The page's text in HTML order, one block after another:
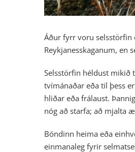
Áður fyrr voru
Reykjanesskaganum, en
Selsstörfin héldust
tvímánaðar eða til þess
hliðar eða frálaust.
nóg að starfa; að mjalta
Bóndinn heima eða
einmanaleg fyrir